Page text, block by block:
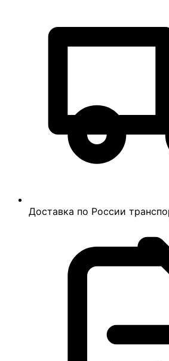
Доставка по России